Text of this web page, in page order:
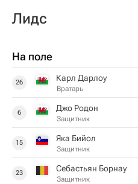
Лидс
На поле
26 Карл Дарлоу
Вратарь
6 Джо Родон
Защитник
15 Яка Бийол
Защитник
23 Себастьян Борнау
Защитник